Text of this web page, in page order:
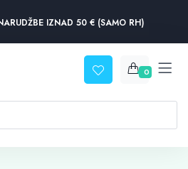
IZNAD 50 € (SAMO RH)
0